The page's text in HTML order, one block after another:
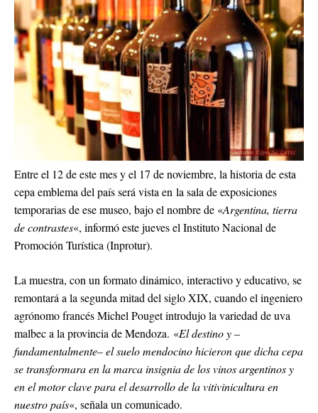
Entre el 12 de este mes y el 17 de noviembre, la historia de esta
cepa emblema del país será vista en la sala de exposiciones
temporarias de ese museo, bajo el nombre de «Argentina, tierra
de contrastes«, informó este jueves el Instituto Nacional de
Promoción Turística (Inprotur).
La muestra, con un formato dinámico, interactivo y educativo, se
remontará a la segunda mitad del siglo XIX, cuando el ingeniero
agrónomo francés Michel Pouget introdujo la variedad de uva
malbec a la provincia de Mendoza. «El destino y –
fundamentalmente– el suelo mendocino hicieron que dicha cepa
se transformara en la marca insignia de los vinos argentinos y
en el motor clave para el desarrollo de la vitivinicultura en
nuestro país«, señala un comunicado.